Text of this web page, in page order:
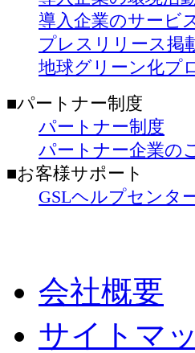
導入企業のサービ
プレスリリース掲
地球グリーン化プ
■パートナー制度
パートナー制度
パートナー企業の
■お客様サポート
GSLヘルプセンタ
会社概要
サイトマ